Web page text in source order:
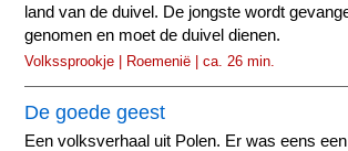
land van de duivel. De jongste wordt
genomen en moet de duivel dienen.
Volkssprookje | Roemenië | ca. 26 min.
De goede geest
Een volksverhaal uit Polen. Er was eens